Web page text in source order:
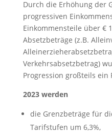
Durch die Erhöhung der
progressiven
Einkommensteile über €
Absetzbeträge (z.B.
Verkehrsabsetzbetrag)
Progression großteils ein
2023 werden
die Grenzbeträge für
Tarifstufen um 6,3%,